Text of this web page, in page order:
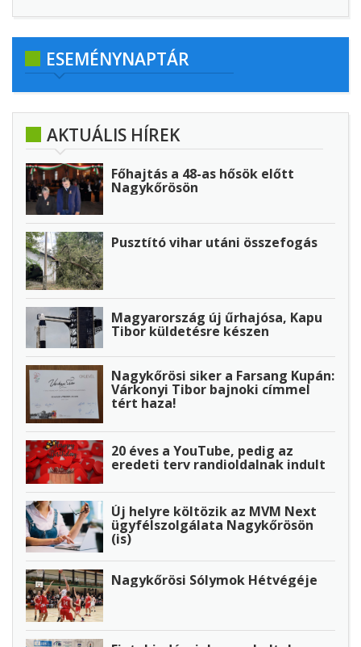
ESEMÉNYNAPTÁR
AKTUÁLIS HÍREK
Főhajtás a 48-as hősök előtt
Nagykőrösön
Pusztító vihar utáni összefogás
Magyarország új űrhajósa, Kapu
Tibor küldetésre készen
Nagykőrösi siker a Farsang Kupán:
Várkonyi Tibor bajnoki címmel
tért haza!
20 éves a YouTube, pedig az
eredeti terv randioldalnak indult
Új helyre költözik az MVM Next
ügyfélszolgálata Nagykőrösön
(is)
Nagykőrösi Sólymok Hétvégéje